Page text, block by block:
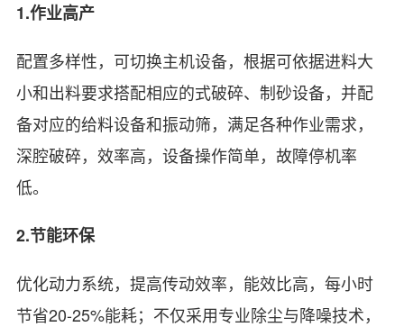
1.作业高产
配置多样性，可切换主机设备，根据可依据进料大
小和出料要求搭配相应的式破碎、制砂设备，并配
备对应的给料设备和振动筛，满足各种作业需求，
深腔破碎，效率高，设备操作简单，故障停机率
低。
2.节能环保
优化动力系统，提高传动效率，能效比高，每小时
节省20-25%能耗；不仅采用专业除尘与降噪技术，